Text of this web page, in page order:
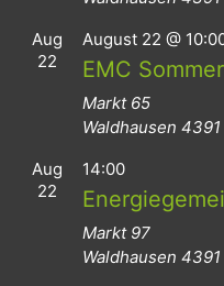
Aug
22
August 22 @
EMC
Markt 65
Waldhausen 4391
Aug
22
14:00
Markt 97
Waldhausen 4391